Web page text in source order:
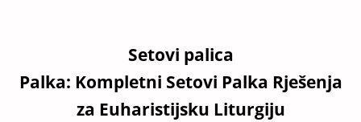
Setovi palica
Palka: Kompletni Setovi Palka Rješenja
za Euharistijsku Liturgiju